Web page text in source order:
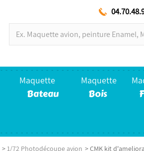
Maquette
Bateau
Maquette
Bois
>1/72 Photodécoupe avion >CMK kit